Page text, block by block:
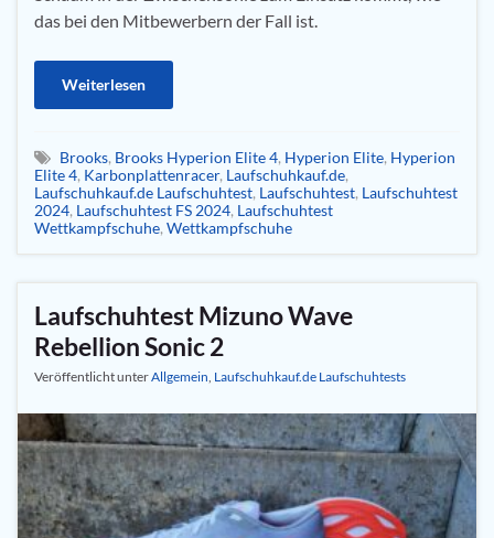
das bei den Mitbewerbern der Fall ist.
Weiterlesen
Brooks, Brooks Hyperion Elite 4, Hyperion Elite, Hyperion
Elite 4, Karbonplattenracer, Laufschuhkauf.de,
Laufschuhkauf.de Laufschuhtest, Laufschuhtest, Laufschuhtest
2024, Laufschuhtest FS 2024, Laufschuhtest
Wettkampfschuhe, Wettkampfschuhe
Laufschuhtest Mizuno Wave
Rebellion Sonic 2
Veröffentlicht unterAllgemein Laufschuhkauf.de Laufschuhtests